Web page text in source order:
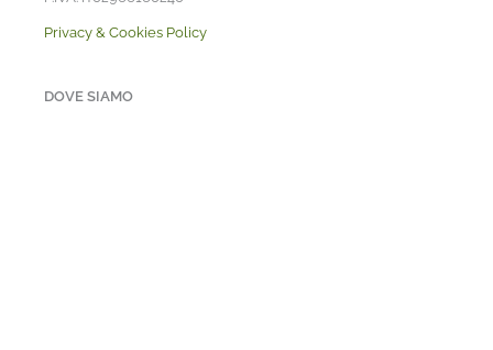
Privacy & Cookies Policy
DOVE SIAMO